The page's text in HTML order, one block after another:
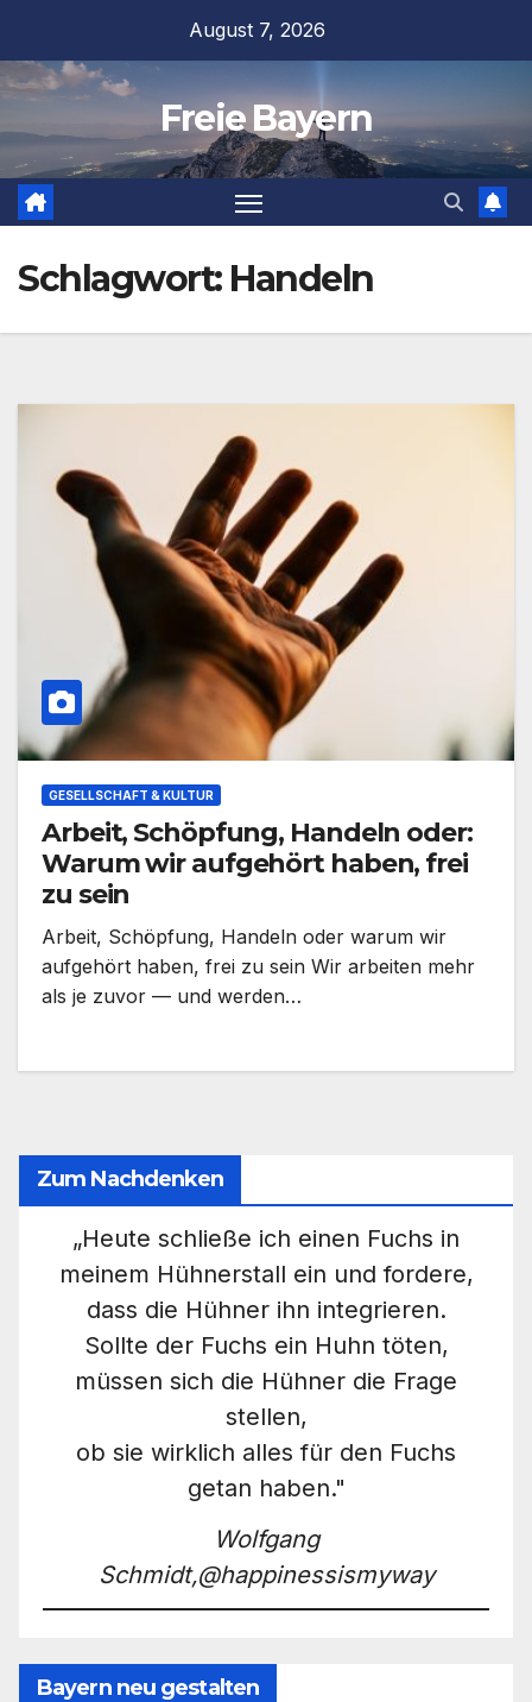
springen
August 7, 2026
Freie Bayern
Schlagwort: Handeln
GESELLSCHAFT & KULTUR
Arbeit, Schöpfung, Handeln oder:
Warum wir aufgehört haben, frei
zu sein
Arbeit, Schöpfung, Handeln oder warum wir
aufgehört haben, frei zu sein Wir arbeiten mehr
als je zuvor — und werden…
Zum Nachdenken
„Heute schließe ich einen Fuchs in
meinem Hühnerstall ein und fordere,
dass die Hühner ihn integrieren.
Sollte der Fuchs ein Huhn töten,
müssen sich die Hühner die Frage
stellen,
ob sie wirklich alles für den Fuchs
getan haben."
Wolfgang
Schmidt,@happinessismyway
Bayern neu gestalten